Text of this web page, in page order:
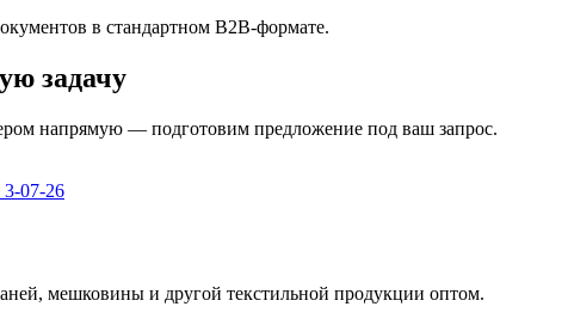
в стандартном B2B-формате.
задачу
напрямую — подготовим предложение под ваш запрос.
3-07-26
мешковины и другой текстильной продукции оптом.